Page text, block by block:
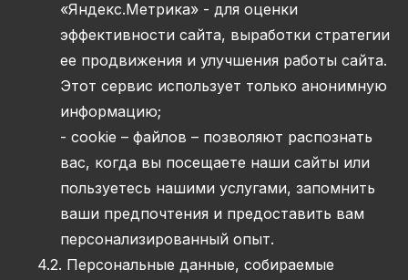
«Яндекс.Метрика» - для оценки
эффективности сайта, выработки стратегии
ее продвижения и улучшения работы сайта.
Этот сервис использует только анонимную
информацию;
- cookie – файлов – позволяют распознать
вас, когда вы посещаете наши сайты или
пользуетесь нашими услугами, запомнить
ваши предпочтения и предоставить вам
персонализированный опыт.
4.2. Персональные данные, собираемые